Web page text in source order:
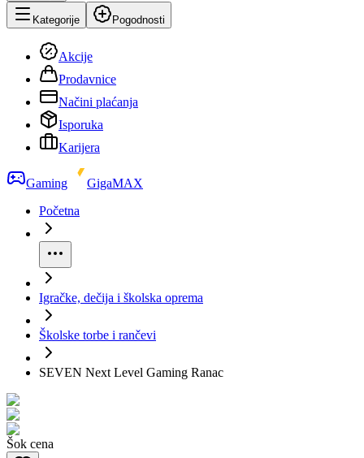
Kategorije Pogodnosti
Akcije
Prodavnice
Načini plaćanja
Isporuka
Karijera
Gaming
GigaMAX
Početna
Igračke, dečija i školska oprema
Školske torbe i rančevi
SEVEN Next Level Gaming Ranac
Šok cena